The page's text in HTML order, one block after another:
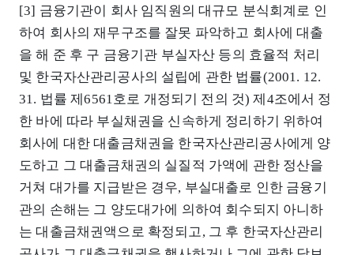
[3] 금융기관이 회사 임직원의 대규모 분식회계로 인
하여 회사의 재무구조를 잘못 파악하고 회사에 대출
을 해 준 후 구 금융기관 부실자산 등의 효율적 처리
및 한국자산관리공사의 설립에 관한 법률(2001. 12.
31. 법률 제6561호로 개정되기 전의 것) 제4조에서 정
한 바에 따라 부실채권을 신속하게 정리하기 위하여
회사에 대한 대출금채권을 한국자산관리공사에게 양
도하고 그 대출금채권의 실질적 가액에 관한 정산을
거쳐 대가를 지급받은 경우, 부실대출로 인한 금융기
관의 손해는 그 양도대가에 의하여 회수되지 아니하
는 대출금채권액으로 확정되고, 그 후 한국자산관리